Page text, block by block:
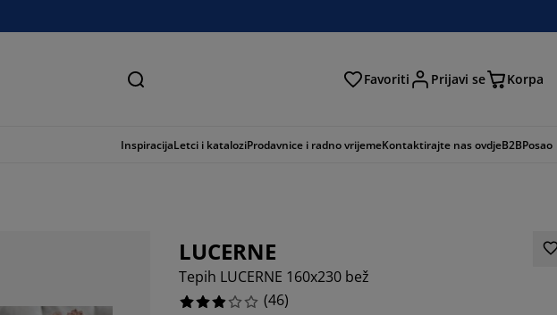
Traži Favoriti Prijavi se Korpa
InspiracijaLetci i kataloziProdavnice i radno vrijemeKontaktirajte nas ovdjeB2BPosao
LUCERNE
Tepih LUCERNE 160x230 bež
(46)